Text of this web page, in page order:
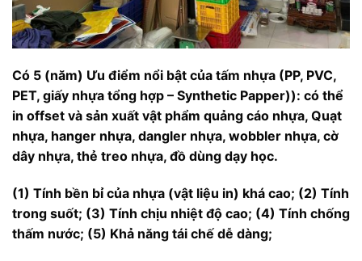
Có 5 (năm) Ưu điểm nổi bật của tấm nhựa (PP, PVC,
PET, giấy nhựa tổng hợp – Synthetic Papper)): có thể
in offset và sản xuất vật phẩm quảng cáo nhựa, Quạt
nhựa, hanger nhựa, dangler nhựa, wobbler nhựa, cờ
dây nhựa, thẻ treo nhựa, đồ dùng dạy học.
(1) Tính bền bỉ của nhựa (vật liệu in) khá cao; (2) Tính
trong suốt; (3) Tính chịu nhiệt độ cao; (4) Tính chống
thấm nước; (5) Khả năng tái chế dễ dàng;